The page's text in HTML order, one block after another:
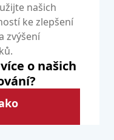
našich
ke zlepšení
zvýšení
o našich